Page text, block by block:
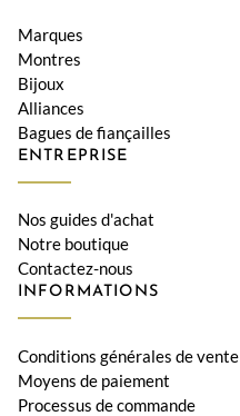
Marques
Montres
Bijoux
Alliances
Bagues de fiançailles
ENTREPRISE
Nos guides d'achat
Notre boutique
Contactez-nous
INFORMATIONS
Conditions générales de vente
Moyens de paiement
Processus de commande